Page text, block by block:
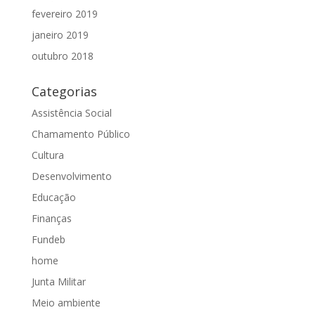
fevereiro 2019
janeiro 2019
outubro 2018
Categorias
Assistência Social
Chamamento Público
Cultura
Desenvolvimento
Educação
Finanças
Fundeb
home
Junta Militar
Meio ambiente